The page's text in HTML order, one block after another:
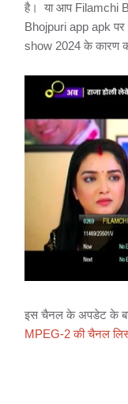
है। या आप Filamchi
Bhojpuri app apk
show 2024 के कारण
इस चैनल के अपडेट के
MPEG-2 की चैनल